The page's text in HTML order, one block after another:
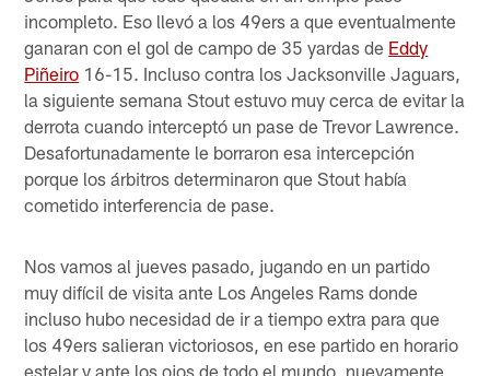
incompleto. Eso llevó a los 49ers a que eventualmente
ganaran con el gol de campo de 35 yardas de Eddy
Piñeiro 16-15. Incluso contra los Jacksonville Jaguars,
la siguiente semana Stout estuvo muy cerca de evitar la
derrota cuando interceptó un pase de Trevor Lawrence.
Desafortunadamente le borraron esa intercepción
porque los árbitros determinaron que Stout había
cometido interferencia de pase.
Nos vamos al jueves pasado, jugando en un partido
muy difícil de visita ante Los Angeles Rams donde
incluso hubo necesidad de ir a tiempo extra para que
los 49ers salieran victoriosos, en ese partido en horario
estelar y ante los ojos de todo el mundo, nuevamente